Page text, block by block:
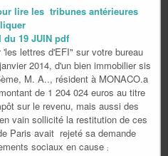
lire les tribunes antérieures
du 19 JUIN pdf
lettres d'EFI" sur votre bureau
2014, d'un bien immobilier sis
M. A.., résident à MONACO.a
de 1 204 024 euros au titre
sur le revenu, mais aussi des
vain sollicité la restitution de ces
Paris avait rejeté sa demande
sociaux en cause ;